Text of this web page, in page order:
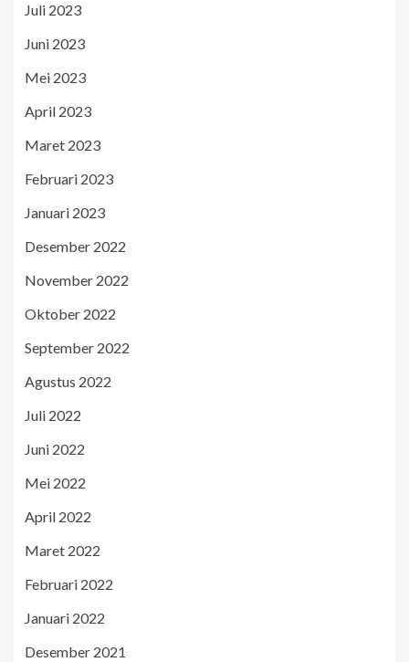
Juli 2023
Juni 2023
Mei 2023
April 2023
Maret 2023
Februari 2023
Januari 2023
Desember 2022
November 2022
Oktober 2022
September 2022
Agustus 2022
Juli 2022
Juni 2022
Mei 2022
April 2022
Maret 2022
Februari 2022
Januari 2022
Desember 2021